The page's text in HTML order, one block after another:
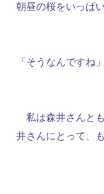
朝昼の桜をいっぱ
「そうなんですね」
私は森井さんと
井さんにとって、